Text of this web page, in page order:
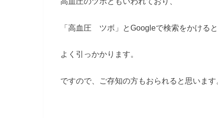
「高血圧 ツボ」とGoogleで検索をかけると
よく引っかかります。
ですので、ご存知の方もおられると思います